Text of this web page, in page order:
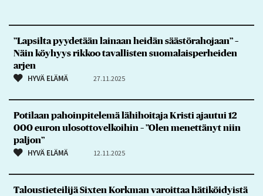
”Lapsilta pyydetään lainaan heidän säästörahojaan” –
Näin köyhyys rikkoo tavallisten suomalaisperheiden
arjen
HYVÄ ELÄMÄ 27.11.2025
Potilaan pahoinpitelemä lähihoitaja Kristi ajautui 12
000 euron ulosottovelkoihin – ”Olen menettänyt niin
paljon”
HYVÄ ELÄMÄ 12.11.2025
Taloustieteilijä Sixten Korkman varoittaa hätiköidyistä